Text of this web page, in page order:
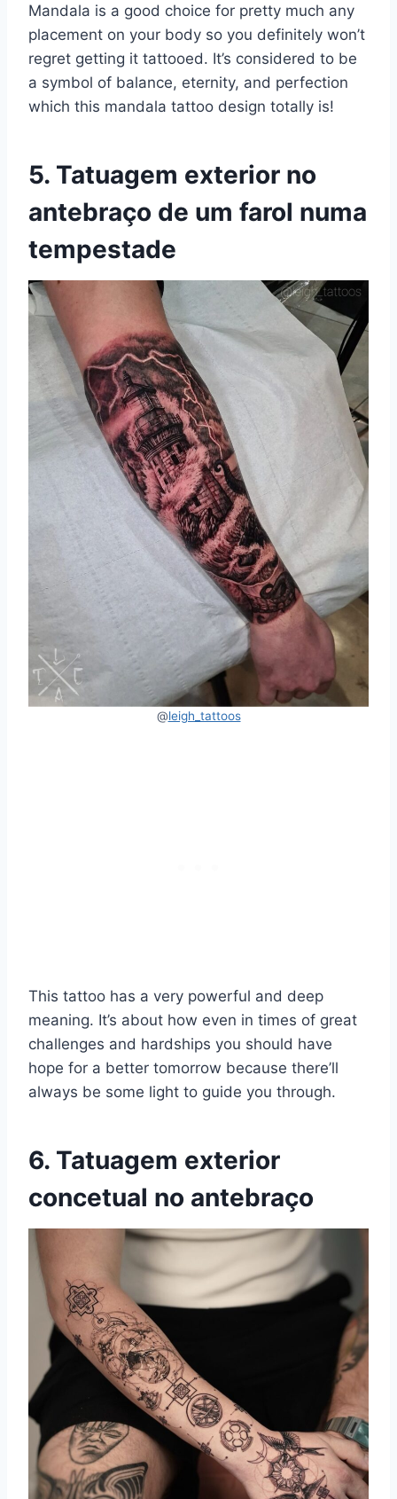
Mandala is a good choice for pretty much any
placement on your body so you definitely won’t
regret getting it tattooed. It’s considered to be
a symbol of balance, eternity, and perfection
which this mandala tattoo design totally is!
5. Tatuagem exterior no
antebraço de um farol numa
tempestade
@leigh_tattoos
This tattoo has a very powerful and deep
meaning. It’s about how even in times of great
challenges and hardships you should have
hope for a better tomorrow because there’ll
always be some light to guide you through.
6. Tatuagem exterior
concetual no antebraço